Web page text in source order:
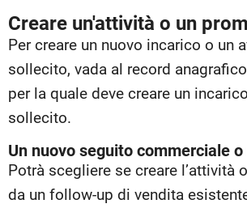
Creare un'attività o un
Per creare un nuovo incarico o un
sollecito, vada al record
per la quale deve creare un
sollecito.
Un nuovo seguito commerciale o
Potrà scegliere se creare l’attività
da un follow-up di vendita